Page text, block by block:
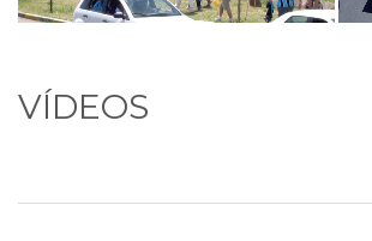
VÍDEOS